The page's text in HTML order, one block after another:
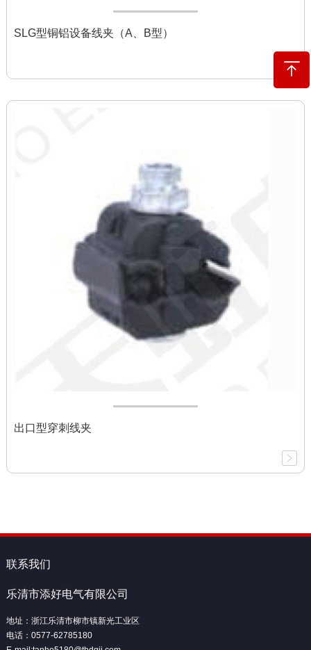
SLG型铜铝设备线夹（A、B型）
出口型穿刺线夹
联系我们
乐清市添好电气有限公司
地址：浙江乐清市柳市镇新光工业区
电话：0577-62785180